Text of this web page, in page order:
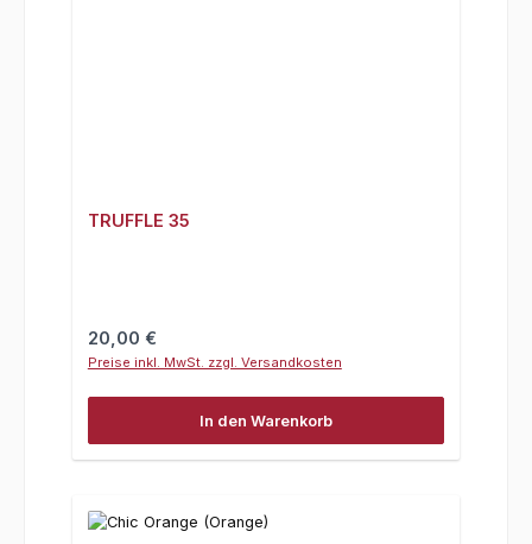
TRUFFLE 35
Regulärer Preis:
20,00 €
Preise inkl. MwSt. zzgl. Versandkosten
In den Warenkorb